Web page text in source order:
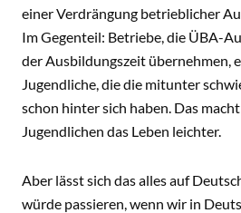
einer Verdrängung betrieblicher
Im Gegenteil: Betriebe, die ÜBA-
der Ausbildungszeit übernehmen,
Jugendliche, die die mitunter
schon hinter sich haben. Das
Jugendlichen das Leben leichter.
Aber lässt sich das alles auf
würde passieren, wenn wir in